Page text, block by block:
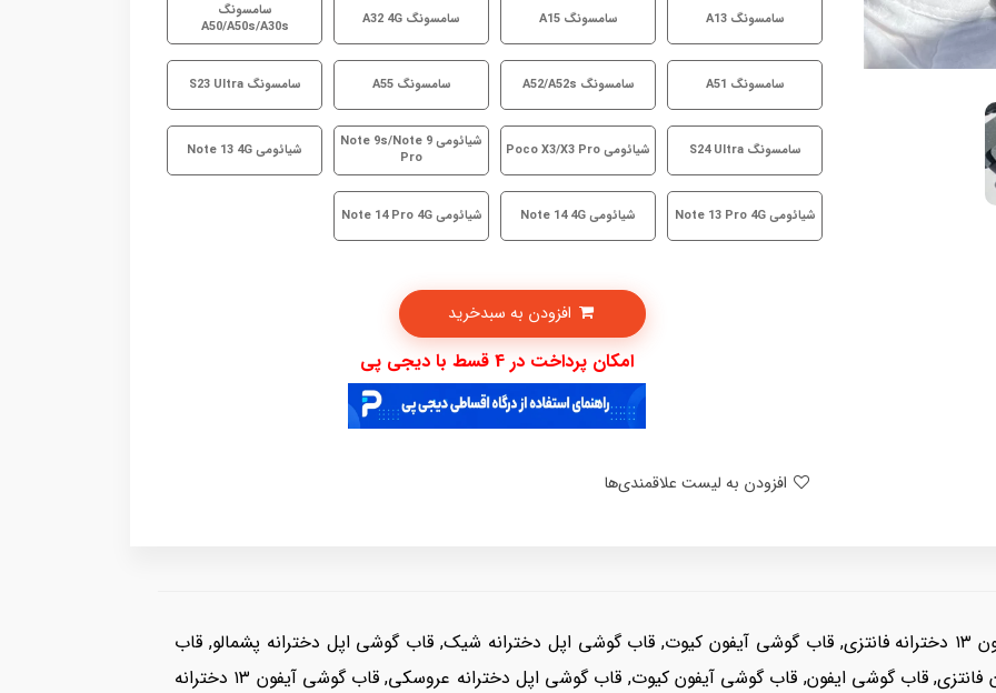
سامسونگ A13 سامسونگ A15 سامسونگ A32 4G
سامسونگ
A50/A50s/A30s
سامسونگ A51 سامسونگ A52/A52s سامسونگ A55 سامسونگ S23 Ultra
سامسونگ S24 Ultra شیائومی Poco X3/X3 Pro
شیائومی Note 9s/Note 9
Pro
شیائومی Note 13 4G
شیائومی Note 13 Pro 4G شیائومی Note 14 4G شیائومی Note 14 Pro 4G
امکان پرداخت در 4 قسط با دیجی پی
قاب گوشی آیفون ۱۳ دخترانه, قاب گوشی آیفون ۱۳ دخترانه فانتزی, قاب گوشی آیفون کیوت, قاب گوشی اپل دخترانه شیک, قاب گوشی اپل دخترانه پشمالو, قاب
گوشی آیفون دخترانه فانتزی, قاب گوشی ایفون فانتزی, قاب گوشی ایفون, قاب گوشی آیفون کیوت, قاب گوشی اپل دخترانه عروسکی, قاب گوشی آیفون ۱۳ دخترانه